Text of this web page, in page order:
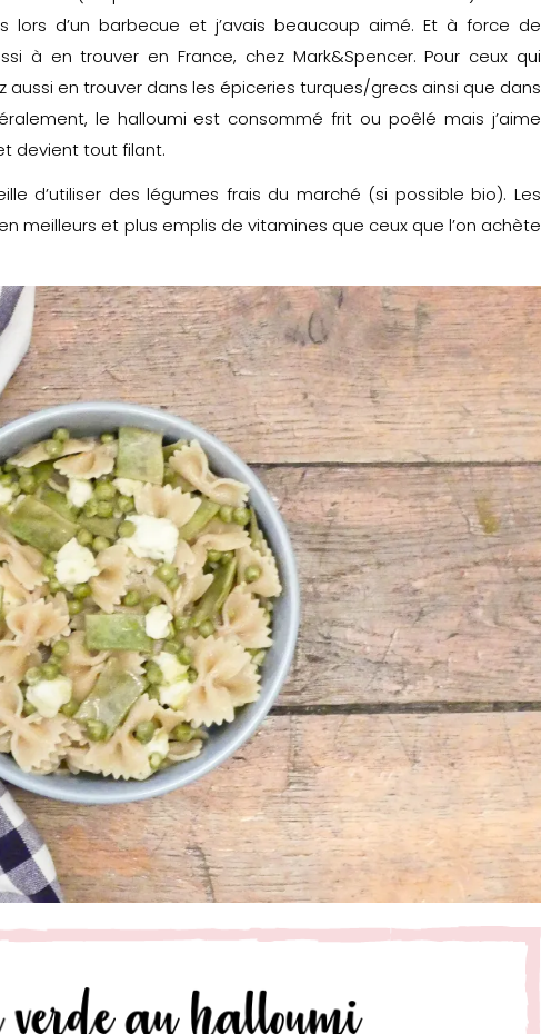
lors d’un barbecue et j’avais beaucoup aimé. Et à force de
à en trouver en France, chez Mark&Spencer. Pour ceux qui
aussi en trouver dans les épiceries turques/grecs ainsi que dans
le halloumi est consommé frit ou poêlé mais j’aime
devient tout filant.
d’utiliser des légumes frais du marché (si possible bio). Les
meilleurs et plus emplis de vitamines que ceux que l’on achète